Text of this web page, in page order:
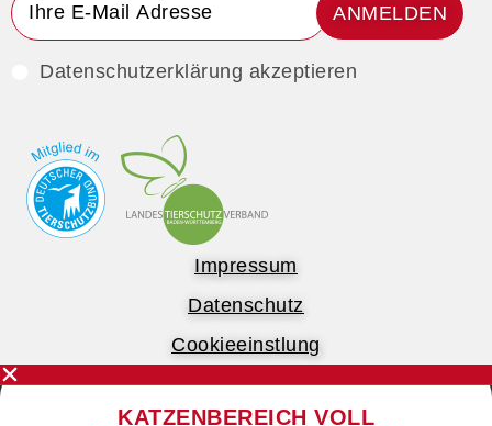
ANMELDEN
Datenschutzerklärung akzeptieren
Impressum
Datenschutz
Cookieeinstlung
KATZENBEREICH VOLL